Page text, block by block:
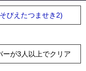
びえたつませき2)
ーが3人以上でクリア